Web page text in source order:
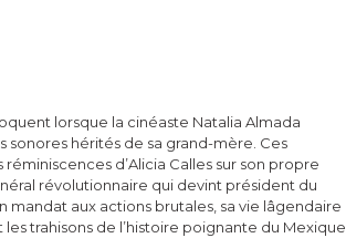
lorsque la cinéaste Natalia Almada
hérités de sa grand-mère. Ces
d’Alicia Calles sur son propre
révolutionnaire qui devint président du
mandat aux actions brutales, sa vie lâgendaire
trahisons de l’histoire poignante du